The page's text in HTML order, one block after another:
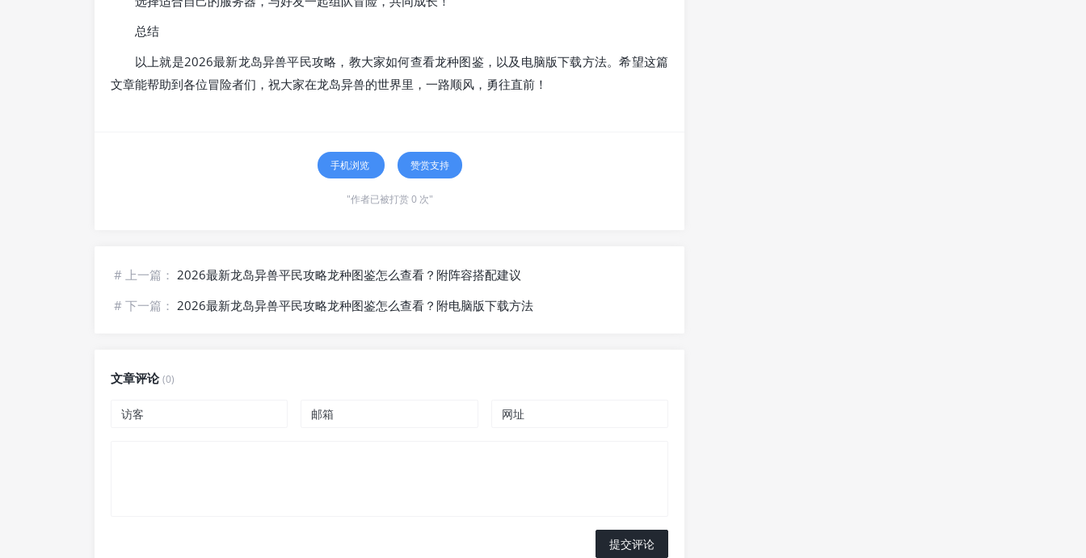
总结
以上就是2026最新龙岛异兽平民攻略，教大家如何查看龙种图鉴，以及电脑版下载方法。希望这篇
文章能帮助到各位冒险者们，祝大家在龙岛异兽的世界里，一路顺风，勇往直前！
手机浏览 赞赏支持
"作者已被打赏 0 次"
# 上一篇： 2026最新龙岛异兽平民攻略龙种图鉴怎么查看？附阵容搭配建议
# 下一篇： 2026最新龙岛异兽平民攻略龙种图鉴怎么查看？附电脑版下载方法
文章评论(0)